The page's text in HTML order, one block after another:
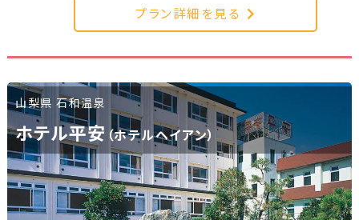
プラン詳細を見る
山梨県 石和温泉
ホテル平安 （ホテルヘイアン）